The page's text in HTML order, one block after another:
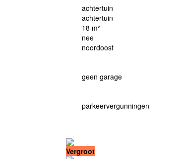
achtertuin
achtertuin
18 m²
nee
noordoost
geen garage
parkeervergunningen
Vergroot